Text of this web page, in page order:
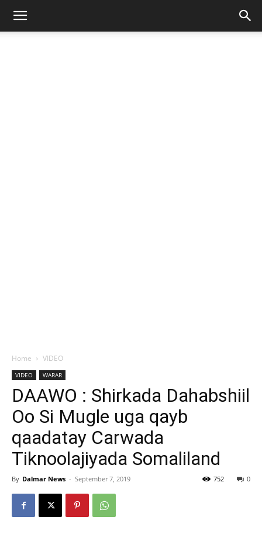
Home VIDEO
VIDEO WARAR
DAAWO : Shirkada Dahabshiil
Oo Si Mugle uga qayb
qaadatay Carwada
Tiknoolajiyada Somaliland
By Dalmar News - September 7, 2019 0
752